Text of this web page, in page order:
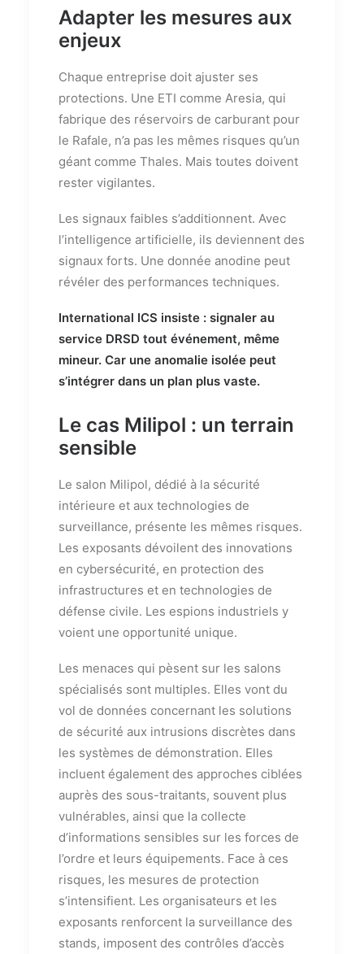
Adapter les mesures aux
enjeux
Chaque entreprise doit ajuster ses
protections. Une ETI comme Aresia, qui
fabrique des réservoirs de carburant pour
le Rafale, n’a pas les mêmes risques qu’un
géant comme Thales. Mais toutes doivent
rester vigilantes.
Les signaux faibles s’additionnent. Avec
l’intelligence artificielle, ils deviennent des
signaux forts. Une donnée anodine peut
révéler des performances techniques.
International ICS insiste : signaler au
service DRSD tout événement, même
mineur. Car une anomalie isolée peut
s’intégrer dans un plan plus vaste.
Le cas Milipol : un terrain
sensible
Le salon Milipol, dédié à la sécurité
intérieure et aux technologies de
surveillance, présente les mêmes risques.
Les exposants dévoilent des innovations
en cybersécurité, en protection des
infrastructures et en technologies de
défense civile. Les espions industriels y
voient une opportunité unique.
Les menaces qui pèsent sur les salons
spécialisés sont multiples. Elles vont du
vol de données concernant les solutions
de sécurité aux intrusions discrètes dans
les systèmes de démonstration. Elles
incluent également des approches ciblées
auprès des sous-traitants, souvent plus
vulnérables, ainsi que la collecte
d’informations sensibles sur les forces de
l’ordre et leurs équipements. Face à ces
risques, les mesures de protection
s’intensifient. Les organisateurs et les
exposants renforcent la surveillance des
stands, imposent des contrôles d’accès